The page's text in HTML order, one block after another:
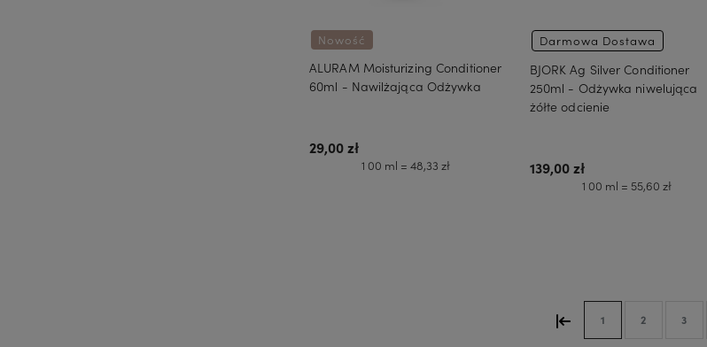
Nowość
ALURAM Moisturizing Conditioner
60ml - Nawilżająca Odżywka
29,00 zł
1 00 ml = 48,33 zł
Darmowa Dostawa
BJORK Ag Silver Conditioner
250ml - Odżywka niwelująca
żółte odcienie
139,00 zł
1 00 ml = 55,60 zł
1 2 3